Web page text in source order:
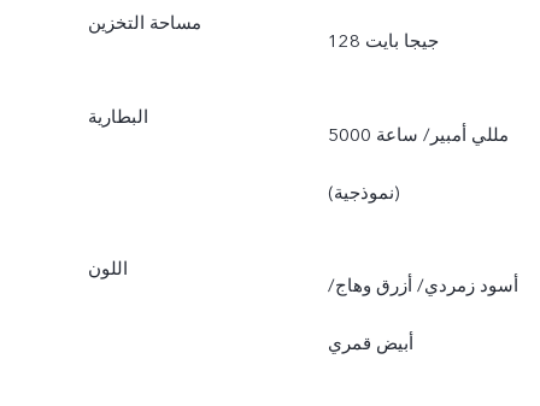
مساحة التخزين
128 جيجا بايت
البطارية
5000 مللي أمبير/ ساعة
(نموذجية)
اللون
أسود زمردي/ أزرق وهاج/
أبيض قمري